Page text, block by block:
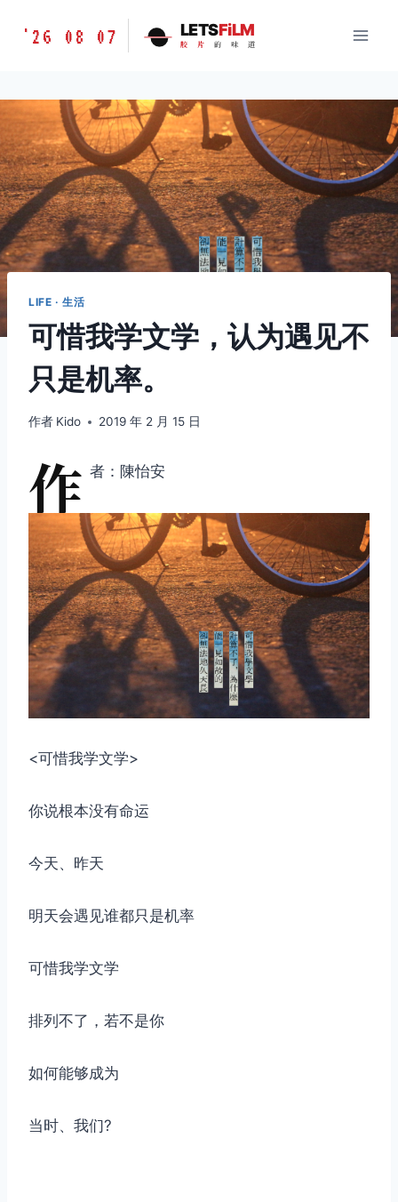
胶
味
道
LETSFILM
'26 08 07 LETSFiLM
胶 片 的 味 道
LIFE · 生活
可惜我学文学，认为遇见不
只是机率。
作者 Kido 2019 年 2 月 15 日
作 者：陳怡安
<可惜我学文学>
你说根本没有命运
今天、昨天
明天会遇见谁都只是机率
可惜我学文学
排列不了，若不是你
如何能够成为
当时、我们?